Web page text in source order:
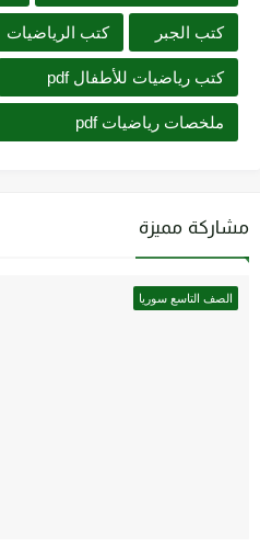
كتب الجبر كتب الرياضيات
كتب رياضيات للأطفال pdf
ملخصات رياضيات pdf
مشاركة مميزة
الصف التاسع سوريا